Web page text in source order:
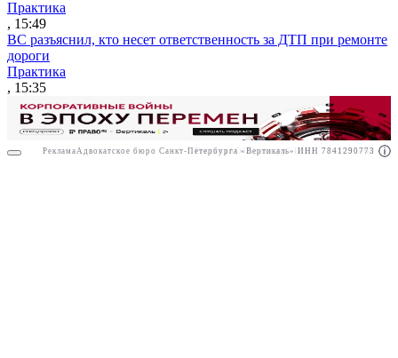
Реклама АО"Право.ру" ИНН: 7708095468
Практика
, 15:49
ВС разъяснил, кто несет ответственность за ДТП при ремонте
дороги
Практика
, 15:35
Реклама Адвокатское бюро Санкт-Петербурга «Вертикаль» ИНН 7841290773